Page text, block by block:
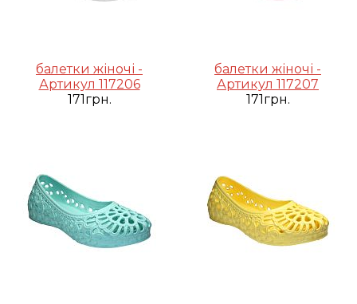
балетки жіночі -
Артикул 117206
171грн.
балетки жіночі -
Артикул 117207
171грн.